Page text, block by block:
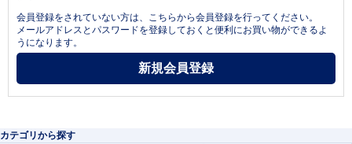
会員登録をされていない方は、こちらから会員登録を行ってください。
メールアドレスとパスワードを登録しておくと便利にお買い物ができるよ
うになります。
カテゴリから探す